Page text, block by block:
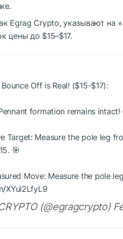
Egrag Crypto, указывают на «
цены до $15–$17.
Off is Real! ($15-$17):
formation remains intact!
Target: Measure the pole leg
🎯
Move: Measure the pole
XYul2LfyL9
(@egragcrypto)